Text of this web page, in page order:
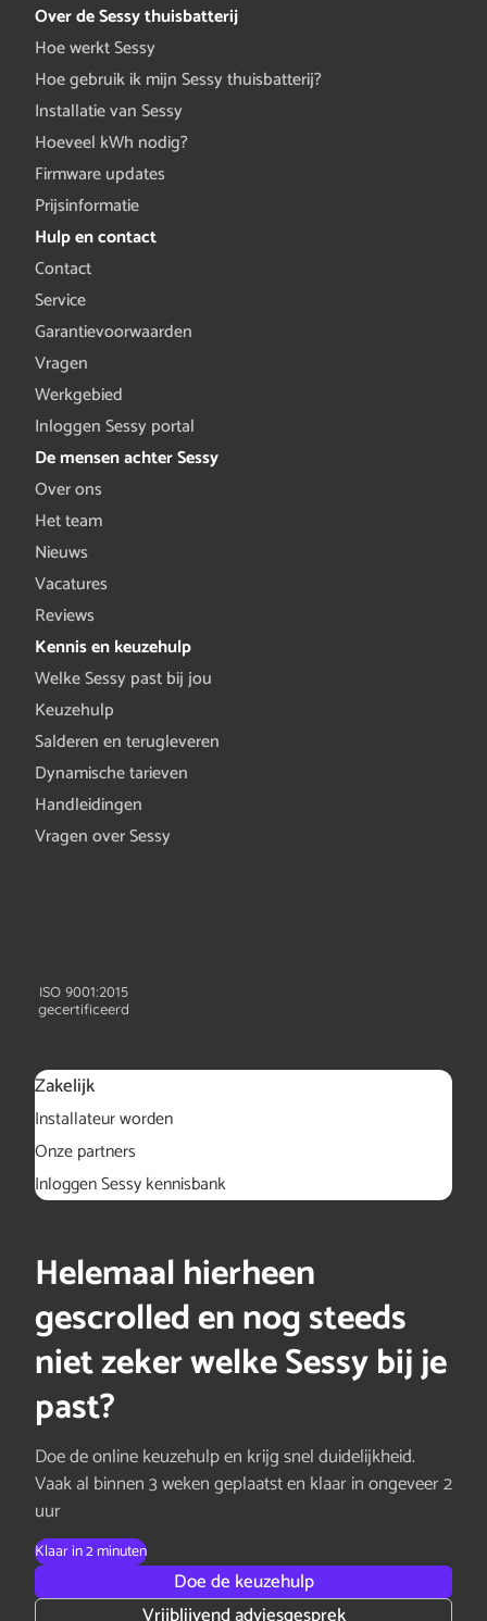
Over de Sessy thuisbatterij
Hoe werkt Sessy
Hoe gebruik ik mijn Sessy thuisbatterij?
Installatie van Sessy
Hoeveel kWh nodig?
Firmware updates
Prijsinformatie
Hulp en contact
Contact
Service
Garantievoorwaarden
Vragen
Werkgebied
Inloggen Sessy portal
De mensen achter Sessy
Over ons
Het team
Nieuws
Vacatures
Reviews
Kennis en keuzehulp
Welke Sessy past bij jou
Keuzehulp
Salderen en terugleveren
Dynamische tarieven
Handleidingen
Vragen over Sessy
ISO 9001:2015
gecertificeerd
Zakelijk
Installateur worden
Onze partners
Inloggen Sessy kennisbank
Helemaal hierheen
gescrolled en nog steeds
niet zeker welke Sessy bij je
past?
Doe de online keuzehulp en krijg snel duidelijkheid.
Vaak al binnen 3 weken geplaatst en klaar in ongeveer 2
uur
Klaar in 2 minuten
Doe de keuzehulp